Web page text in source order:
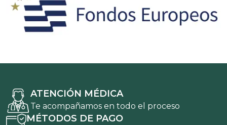
ATENCIÓN MÉDICA
Te acompañamos en todo el proceso
MÉTODOS DE PAGO